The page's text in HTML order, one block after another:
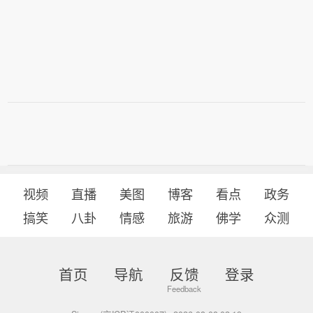
视频 直播 美图 博客 看点
政务
搞笑
八卦 情感 旅游 佛学 众测
首页 导航 反馈 登录